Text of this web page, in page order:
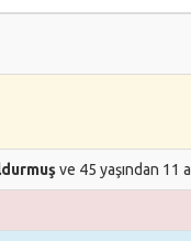
ve 45 yaşından 11